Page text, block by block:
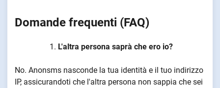
Domande frequenti (FAQ)
L'altra persona saprà che ero io?
No. Anonsms nasconde la tua identità e il tuo indirizzo
IP, assicurandoti che l'altra persona non sappia che sei